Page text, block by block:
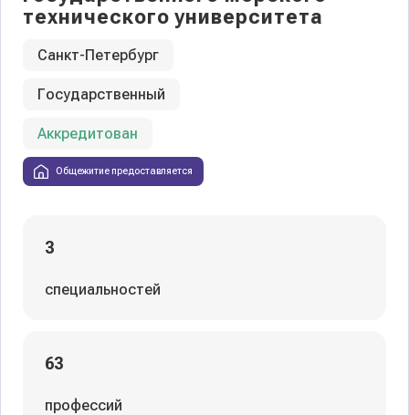
технического университета
Санкт-Петербург
Государственный
Аккредитован
Общежитие предоставляется
3
специальностей
63
профессий